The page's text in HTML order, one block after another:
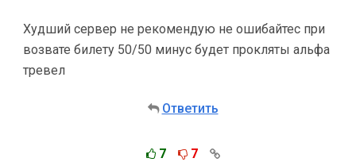
Худший сервер не рекомендую не ошибайтес при
возвате билету 50/50 минус будет прокляты альфа
тревел
Ответить
7 7